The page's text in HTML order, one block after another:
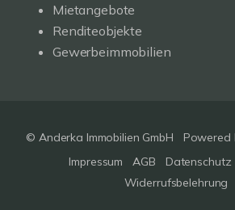
Mietangebote
Renditeobjekte
Gewerbeimmobilien
© Anderka Immobilien GmbH Powered
Impressum
AGB Datenschutz
Widerrufsbelehrung